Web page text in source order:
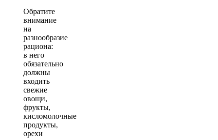
Обратите
внимание
на
разнообразие
рациона:
в него
обязательно
должны
входить
свежие
овощи,
фрукты,
кисломолочные
продукты,
орехи